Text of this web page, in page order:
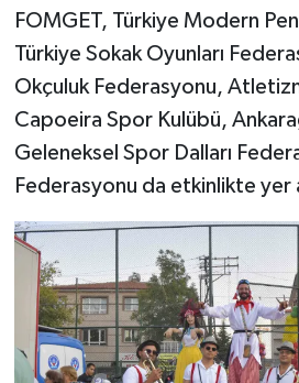
FOMGET, Türkiye Modern
Türkiye Sokak Oyunları
Okçuluk Federasyonu,
Capoeira Spor Kulübü,
Geleneksel Spor Dalları
Federasyonu da etkinlikte yer